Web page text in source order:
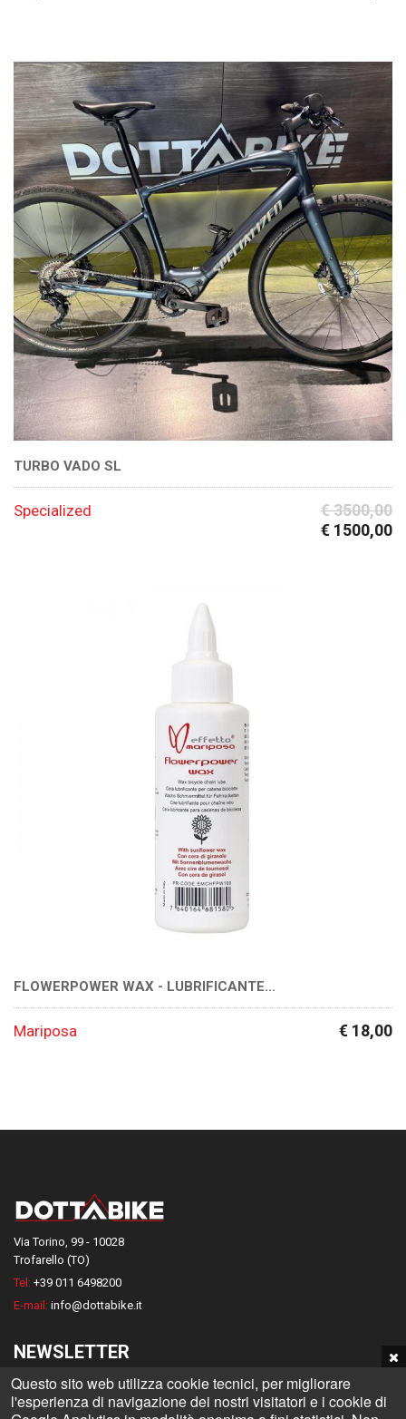
TURBO VADO SL
Specialized
€ 3500,00
€ 1500,00
FLOWERPOWER WAX - LUBRIFICANTE...
Mariposa € 18,00
Via Torino, 99 - 10028
Trofarello (TO)
Tel: +39 011 6498200
E-mail: info@dottabike.it
NEWSLETTER
Iscriviti alla nostra Newsletter e rimani informato su tutte le novità
Dottabike
Questo sito web utilizza cookie tecnici, per migliorare
l'esperienza di navigazione dei nostri visitatori e i cookie di